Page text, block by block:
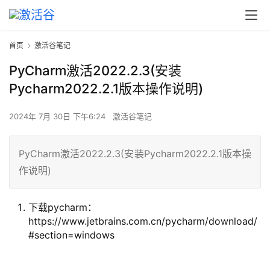
首页 激活谷笔记
PyCharm激活2022.2.3(安装
Pycharm2022.2.1版本操作说明)
2024年 7月 30日 下午6:24 激活谷笔记
PyCharm激活2022.2.3(安装Pycharm2022.2.1版本操
作说明)
下载pycharm：
https://www.jetbrains.com.cn/pycharm/download/
#section=windows